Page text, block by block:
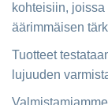
kohteisiin,
äärimmäisen
Tuotteet
lujuuden